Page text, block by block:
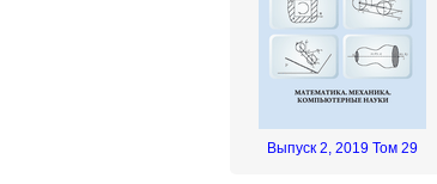
Выпуск 2, 2019 Том 29